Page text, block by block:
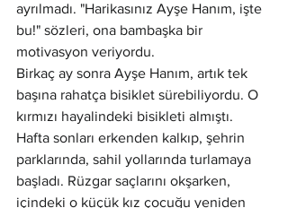
ayrılmadı. "Harikasınız Ayşe Hanım, işte
bu!" sözleri, ona bambaşka bir
motivasyon veriyordu.
Birkaç ay sonra Ayşe Hanım, artık tek
başına rahatça bisiklet sürebiliyordu. O
kırmızı hayalindeki bisikleti almıştı.
Hafta sonları erkenden kalkıp, şehrin
parklarında, sahil yollarında turlamaya
başladı. Rüzgar saçlarını okşarken,
içindeki o küçük kız çocuğu yeniden